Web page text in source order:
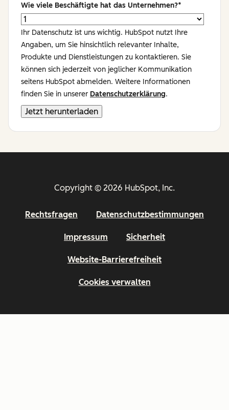
Wie viele Beschäftigte hat das Unternehmen?*
Ihr Datenschutz ist uns wichtig. HubSpot nutzt Ihre
Angaben, um Sie hinsichtlich relevanter Inhalte,
Produkte und Dienstleistungen zu kontaktieren. Sie
können sich jederzeit von jeglicher Kommunikation
seitens HubSpot abmelden. Weitere Informationen
finden Sie in unserer Datenschutzerklärung.
Copyright © 2026 HubSpot, Inc.
Rechtsfragen Datenschutzbestimmungen
Impressum Sicherheit
Website-Barrierefreiheit
Cookies verwalten